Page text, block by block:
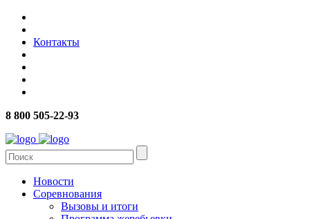
Контакты
8 800 505-22-93
Новости
Соревнования
Вызовы и итоги